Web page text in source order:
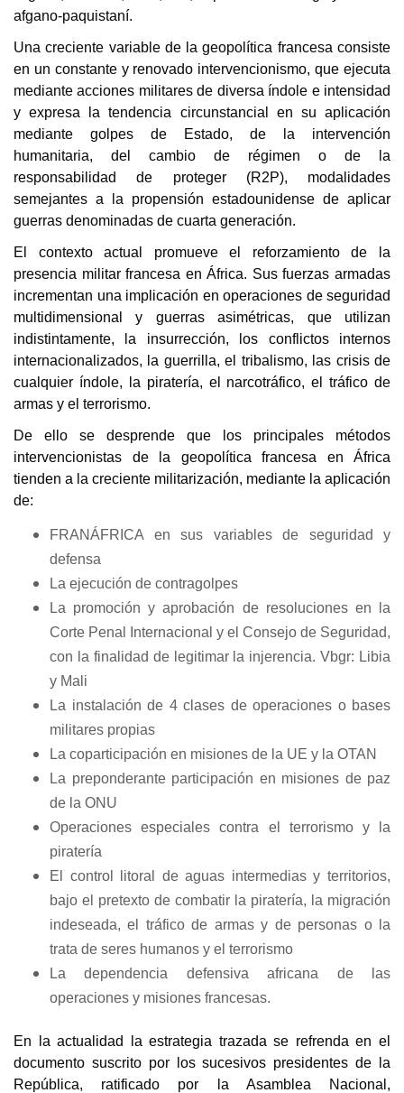
afgano-paquistaní.
Una creciente variable de la geopolítica francesa consiste
en un constante y renovado intervencionismo, que ejecuta
mediante acciones militares de diversa índole e intensidad
y expresa la tendencia circunstancial en su aplicación
mediante golpes de Estado, de la intervención
humanitaria, del cambio de régimen o de la
responsabilidad de proteger (R2P), modalidades
semejantes a la propensión estadounidense de aplicar
guerras denominadas de cuarta generación.
El contexto actual promueve el reforzamiento de la
presencia militar francesa en África. Sus fuerzas armadas
incrementan una implicación en operaciones de seguridad
multidimensional y guerras asimétricas, que utilizan
indistintamente, la insurrección, los conflictos internos
internacionalizados, la guerrilla, el tribalismo, las crisis de
cualquier índole, la piratería, el narcotráfico, el tráfico de
armas y el terrorismo.
De ello se desprende que los principales métodos
intervencionistas de la geopolítica francesa en África
tienden a la creciente militarización, mediante la aplicación
de:
FRANÁFRICA en sus variables de seguridad y
defensa
La ejecución de contragolpes
La promoción y aprobación de resoluciones en la
Corte Penal Internacional y el Consejo de Seguridad,
con la finalidad de legitimar la injerencia. Vbgr: Libia
y Mali
La instalación de 4 clases de operaciones o bases
militares propias
La coparticipación en misiones de la UE y la OTAN
La preponderante participación en misiones de paz
de la ONU
Operaciones especiales contra el terrorismo y la
piratería
El control litoral de aguas intermedias y territorios,
bajo el pretexto de combatir la piratería, la migración
indeseada, el tráfico de armas y de personas o la
trata de seres humanos y el terrorismo
La dependencia defensiva africana de las
operaciones y misiones francesas.
En la actualidad la estrategia trazada se refrenda en el
documento suscrito por los sucesivos presidentes de la
República, ratificado por la Asamblea Nacional,